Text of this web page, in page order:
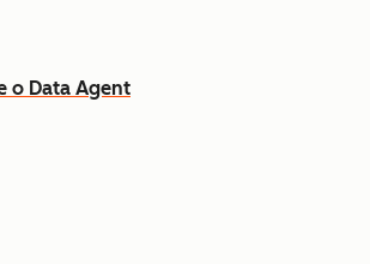
o Data Agent